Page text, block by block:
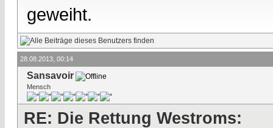
geweiht.
28.08.2013, 00:14
Sansavoir
Mensch
RE: Die Rettung Westroms: